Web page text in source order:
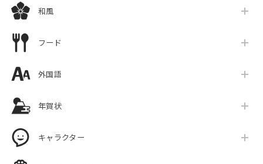
和風
フード
外国語
年賀状
キャラクター